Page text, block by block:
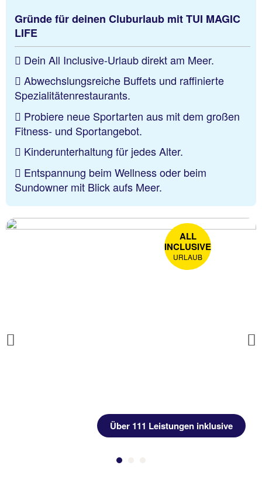
Gründe für deinen Cluburlaub mit TUI MAGIC
LIFE
Dein All Inclusive-Urlaub direkt am Meer.
Abwechslungsreiche Buffets und raffinierte
Spezialitätenrestaurants.
Probiere neue Sportarten aus mit dem großen
Fitness- und Sportangebot.
Kinderunterhaltung für jedes Alter.
Entspannung beim Wellness oder beim
Sundowner mit Blick aufs Meer.
Previous
ALL
INCLUSIVE
URLAUB
Über 111 Leistungen inklusive